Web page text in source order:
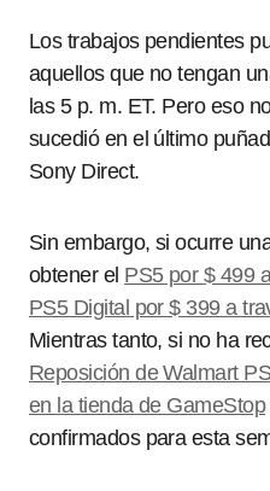
Los trabajos pendientes
aquellos que no tengan
las 5 p. m. ET. Pero eso
sucedió en el último
Sony Direct.
Sin embargo, si ocurre
obtener el PS5 por $ 499
PS5 Digital por $ 399 a
Mientras tanto, si no ha
Reposición de Walmart
en la tienda de GameStop
confirmados para esta